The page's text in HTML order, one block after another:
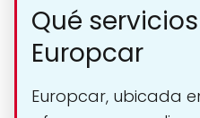
Qué
Europcar
Europcar, ubicada